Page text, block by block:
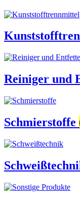
Reiniger und
Schmierstoffe